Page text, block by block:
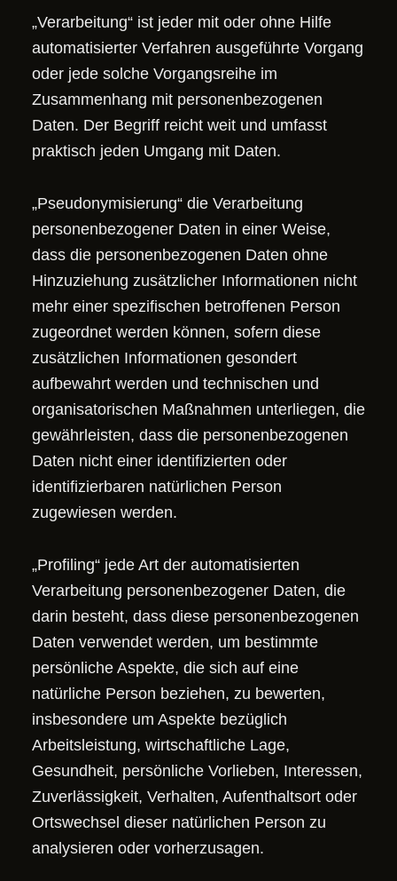
„Verarbeitung“ ist jeder mit oder ohne Hilfe
automatisierter Verfahren ausgeführte Vorgang
oder jede solche Vorgangsreihe im
Zusammenhang mit personenbezogenen
Daten. Der Begriff reicht weit und umfasst
praktisch jeden Umgang mit Daten.
„Pseudonymisierung“ die Verarbeitung
personenbezogener Daten in einer Weise,
dass die personenbezogenen Daten ohne
Hinzuziehung zusätzlicher Informationen nicht
mehr einer spezifischen betroffenen Person
zugeordnet werden können, sofern diese
zusätzlichen Informationen gesondert
aufbewahrt werden und technischen und
organisatorischen Maßnahmen unterliegen, die
gewährleisten, dass die personenbezogenen
Daten nicht einer identifizierten oder
identifizierbaren natürlichen Person
zugewiesen werden.
„Profiling“ jede Art der automatisierten
Verarbeitung personenbezogener Daten, die
darin besteht, dass diese personenbezogenen
Daten verwendet werden, um bestimmte
persönliche Aspekte, die sich auf eine
natürliche Person beziehen, zu bewerten,
insbesondere um Aspekte bezüglich
Arbeitsleistung, wirtschaftliche Lage,
Gesundheit, persönliche Vorlieben, Interessen,
Zuverlässigkeit, Verhalten, Aufenthaltsort oder
Ortswechsel dieser natürlichen Person zu
analysieren oder vorherzusagen.